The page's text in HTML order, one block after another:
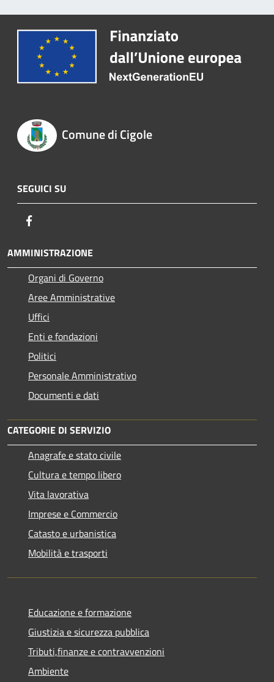
Comune di Cigole
SEGUICI SU
AMMINISTRAZIONE
Organi di Governo
Aree Amministrative
Uffici
Enti e fondazioni
Politici
Personale Amministrativo
Documenti e dati
CATEGORIE DI SERVIZIO
Anagrafe e stato civile
Cultura e tempo libero
Vita lavorativa
Imprese e Commercio
Catasto e urbanistica
Mobilità e trasporti
Educazione e formazione
Giustizia e sicurezza pubblica
Tributi,finanze e contravvenzioni
Ambiente